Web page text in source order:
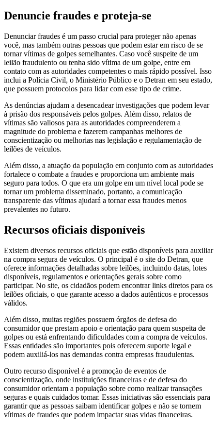
Denuncie fraudes e proteja-se
Denunciar fraudes é um passo crucial para proteger não apenas
você, mas também outras pessoas que podem estar em risco de se
tornar vítimas de golpes semelhantes. Caso você suspeite de um
leilão fraudulento ou tenha sido vítima de um golpe, entre em
contato com as autoridades competentes o mais rápido possível. Isso
inclui a Polícia Civil, o Ministério Público e o Detran em seu estado,
que possuem protocolos para lidar com esse tipo de crime.
As denúncias ajudam a desencadear investigações que podem levar
à prisão dos responsáveis pelos golpes. Além disso, relatos de
vítimas são valiosos para as autoridades compreenderem a
magnitude do problema e fazerem campanhas melhores de
conscientização ou melhorias nas legislação e regulamentação de
leilões de veículos.
Além disso, a atuação da população em conjunto com as autoridades
fortalece o combate a fraudes e proporciona um ambiente mais
seguro para todos. O que era um golpe em um nível local pode se
tornar um problema disseminado, portanto, a comunicação
transparente das vítimas ajudará a tornar essa fraudes menos
prevalentes no futuro.
Recursos oficiais disponíveis
Existem diversos recursos oficiais que estão disponíveis para auxiliar
na compra segura de veículos. O principal é o site do Detran, que
oferece informações detalhadas sobre leilões, incluindo datas, lotes
disponíveis, regulamentos e orientações gerais sobre como
participar. No site, os cidadãos podem encontrar links diretos para os
leilões oficiais, o que garante acesso a dados autênticos e processos
válidos.
Além disso, muitas regiões possuem órgãos de defesa do
consumidor que prestam apoio e orientação para quem suspeita de
golpes ou está enfrentando dificuldades com a compra de veículos.
Essas entidades são importantes pois oferecem suporte legal e
podem auxiliá-los nas demandas contra empresas fraudulentas.
Outro recurso disponível é a promoção de eventos de
conscientização, onde instituições financeiras e de defesa do
consumidor orientam a população sobre como realizar transações
seguras e quais cuidados tomar. Essas iniciativas são essenciais para
garantir que as pessoas saibam identificar golpes e não se tornem
vítimas de fraudes que podem impactar suas vidas financeiras.